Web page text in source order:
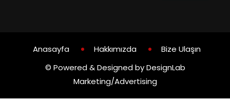
Anasayfa Hakkımızda
Bize Ulaşın
© Powered & Designed by DesignLab
Marketing/Advertising